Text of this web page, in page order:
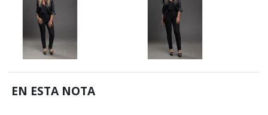
EN ESTA NOTA